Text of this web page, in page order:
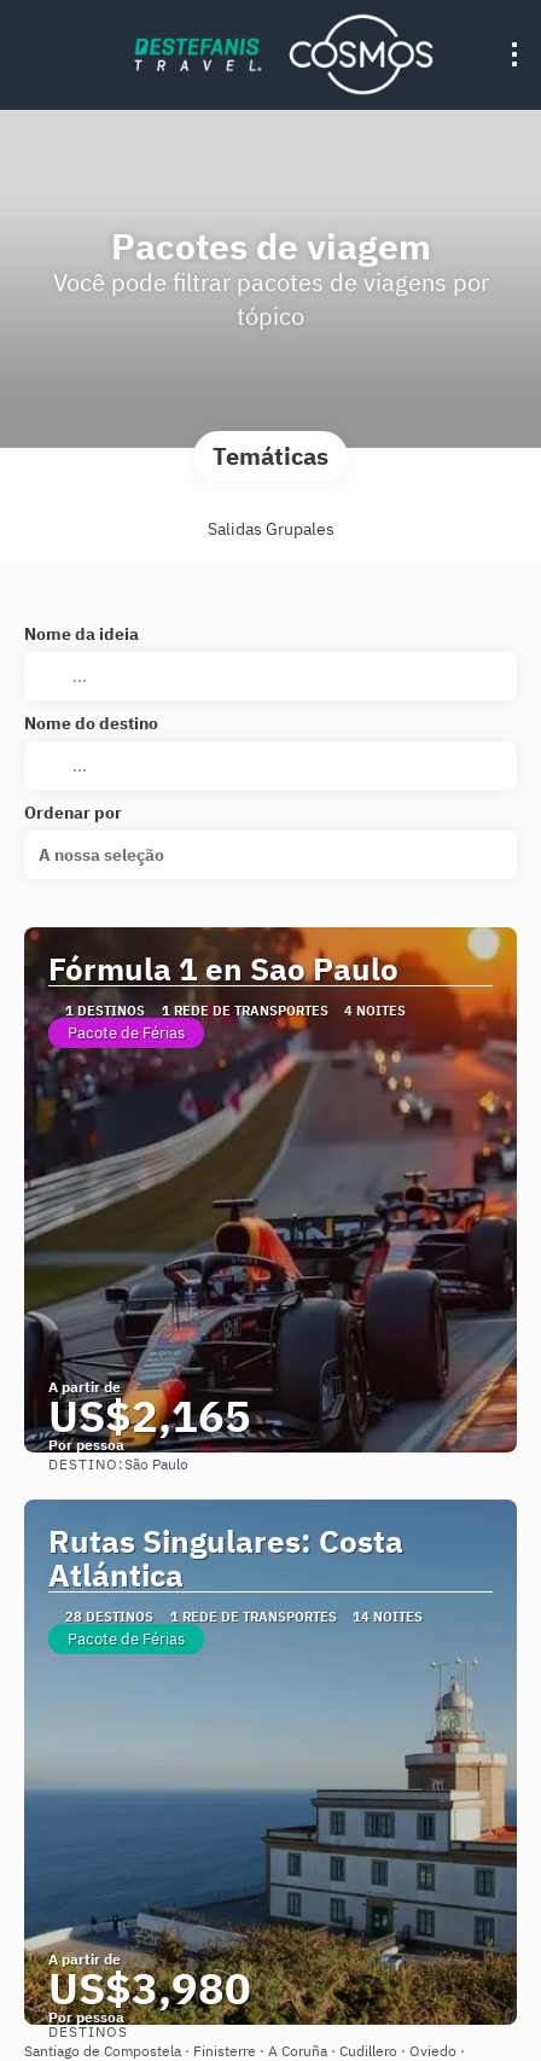
Pacotes de viagem
Você pode filtrar pacotes de viagens por
tópico
Temáticas
Salidas Grupales
Nome da ideia
Nome do destino
Ordenar por
A nossa seleção
Fórmula 1 en Sao Paulo
1 DESTINOS 1 REDE DE TRANSPORTES 4 NOITES
Pacote de Férias
A partir de
US$2,165
Por pessoa
DESTINO:São Paulo
Rutas Singulares: Costa
Atlántica
28 DESTINOS 1 REDE DE TRANSPORTES 14 NOITES
Pacote de Férias
A partir de
US$3,980
Por pessoa
Saiba mais
DESTINOS
Santiago de Compostela · Finisterre · A Coruña · Cudillero · Oviedo ·